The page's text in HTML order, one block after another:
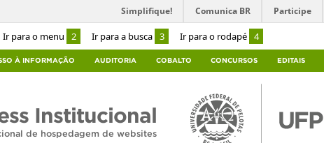
Ir para o menu 2 Ir para a busca 3 Ir para o rodapé 4
Simplifique! Comunica BR Participe
À INFORMAÇÃO AUDITORIA COBALTO CONCURSOS EDITAIS
Institucional
de hospedagem de websites